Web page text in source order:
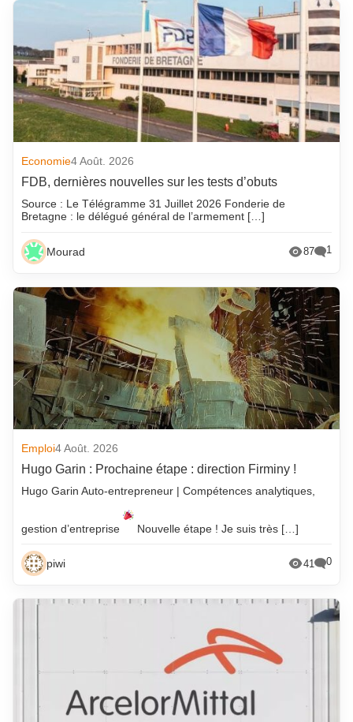
Economie4 Août. 2026
FDB, dernières nouvelles sur les tests d’obuts
Source : Le Télégramme 31 Juillet 2026 Fonderie de
Bretagne : le délégué général de l’armement […]
Mourad 87 1
Emploi4 Août. 2026
Hugo Garin : Prochaine étape : direction Firminy !
Hugo Garin Auto-entrepreneur | Compétences analytiques,
gestion d’entreprise Nouvelle étape ! Je suis très […]
piwi 41 0